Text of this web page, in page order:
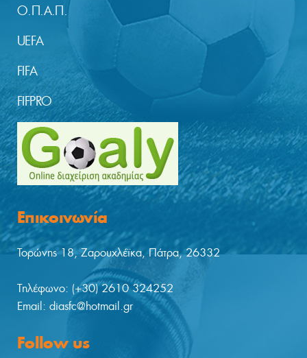
Ο.Π.Α.Π.
UEFA
FIFA
FIFPRO
Επικοινωνία
Τορώνης 18, Ζαρουχλέϊκα, Πάτρα, 26332
Tηλέφωνο: (+30) 2610 324252
Email: diasfc@hotmail.gr
Follow us